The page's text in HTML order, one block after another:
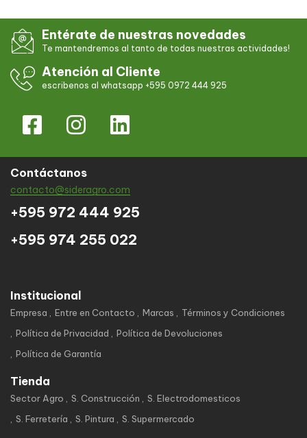
Entérate de nuestras novedades
Te mantendremos al tanto de todas nuestras actividades!
Atención al Cliente
escribenos al whatsapp +595 0972 444 925
Contáctanos
contacto@sideragro.com
+595 972 444 925
+595 974 255 022
Institucional
Empresa Entre en Contacto Marcas
Términos y Condiciones
Política de Privacidad
Política de Devoluciones
Política de Garantía
Tienda
Sector Agro S. Construcción
S. Electrodomesticos
S. Ferretería
S. Pintura S. Supermercado